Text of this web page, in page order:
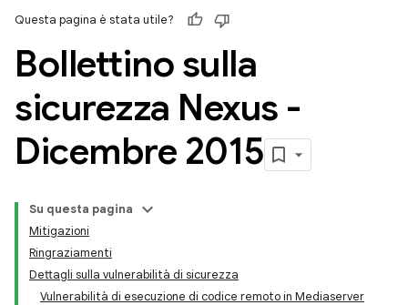
Questa pagina è stata utile?
Bollettino sulla
sicurezza Nexus -
Dicembre 2015
Su questa pagina
Mitigazioni
Ringraziamenti
Dettagli sulla vulnerabilità di sicurezza
Vulnerabilità di esecuzione di codice remoto in Mediaserver